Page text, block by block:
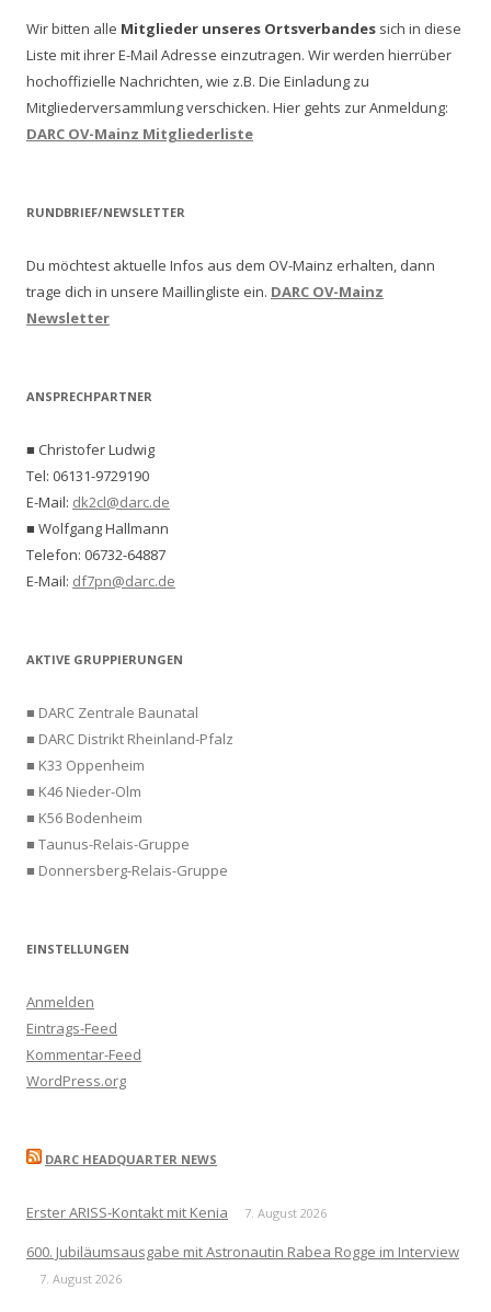
Wir bitten alle Mitglieder unseres Ortsverbandes sich in diese
Liste mit ihrer E-Mail Adresse einzutragen. Wir werden hierrüber
hochoffizielle Nachrichten, wie z.B. Die Einladung zu
Mitgliederversammlung verschicken. Hier gehts zur Anmeldung:
DARC OV-Mainz Mitgliederliste
RUNDBRIEF/NEWSLETTER
Du möchtest aktuelle Infos aus dem OV-Mainz erhalten, dann
trage dich in unsere Maillingliste ein. DARC OV-Mainz
Newsletter
ANSPRECHPARTNER
■ Christofer Ludwig
Tel: 06131-9729190
E-Mail: dk2cl@darc.de
■ Wolfgang Hallmann
Telefon: 06732-64887
E-Mail: df7pn@darc.de
AKTIVE GRUPPIERUNGEN
■ DARC Zentrale Baunatal
■ DARC Distrikt Rheinland-Pfalz
■ K33 Oppenheim
■ K46 Nieder-Olm
■ K56 Bodenheim
■ Taunus-Relais-Gruppe
■ Donnersberg-Relais-Gruppe
EINSTELLUNGEN
Anmelden
Eintrags-Feed
Kommentar-Feed
WordPress.org
DARC HEADQUARTER NEWS
Erster ARISS-Kontakt mit Kenia 7. August 2026
600. Jubiläumsausgabe mit Astronautin Rabea Rogge im Interview
7. August 2026